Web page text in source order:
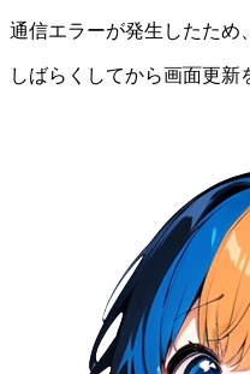
通信エラーが発生したため、
しばらくしてから画面更新